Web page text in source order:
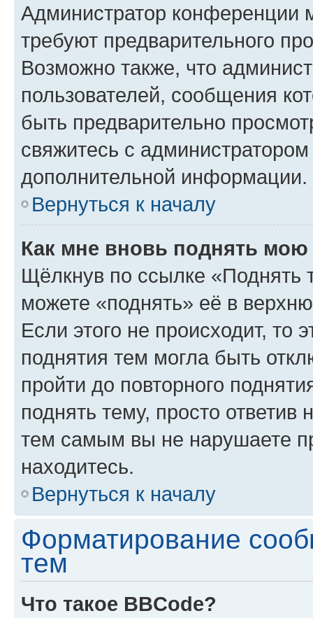
Администратор конференции
требуют предварительного
Возможно также, что
пользователей, сообщения
быть предварительно
свяжитесь с
дополнительной информации.
Вернуться к началу
Как мне вновь поднять мою
Щёлкнув по ссылке «Поднять
можете «поднять» её в
Если этого не происходит, то
поднятия тем могла быть
пройти до повторного
поднять тему, просто ответив
тем самым вы не нарушаете
находитесь.
Вернуться к началу
Форматирование
тем
Что такое BBCode?